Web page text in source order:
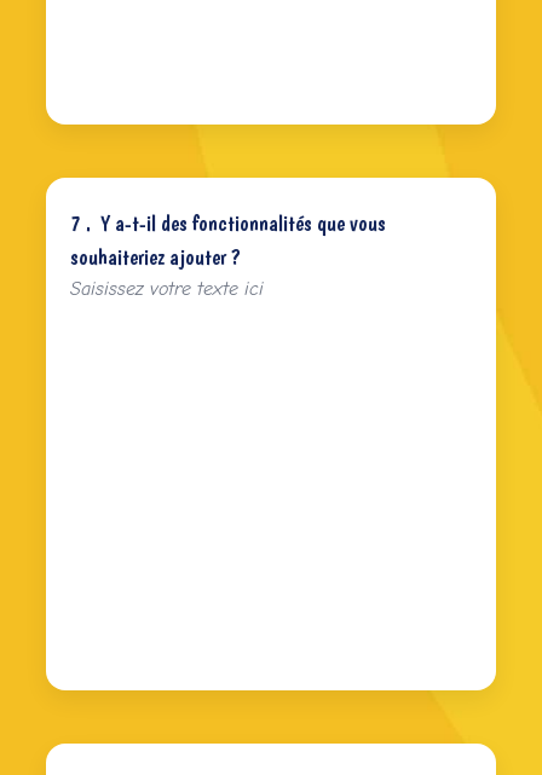
7 . Y a-t-il des fonctionnalités que vous
souhaiteriez ajouter ?